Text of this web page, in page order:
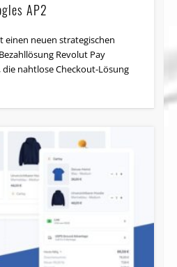
AP2
einen neuen strategischen
Revolut Pay
die nahtlose Checkout-Lösung